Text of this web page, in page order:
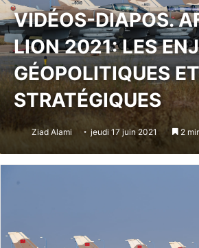
VIDÉOS-DIAPOS.
LION 2021: LES
GÉOPOLITIQUES ET
STRATÉGIQUES
Ziad Alami jeudi 17 juin 2021 2